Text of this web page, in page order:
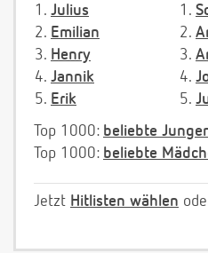
1. Julius
2. Emilian
3. Henry
4. Jannik
5. Erik
1.
2.
3.
4.
5.
Top 1000: beliebte
Top 1000: beliebte
Jetzt Hitlisten wählen